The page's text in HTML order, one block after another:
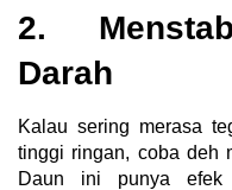
2.
Darah
Kalau sering merasa
tinggi ringan, coba deh
Daun ini punya efek